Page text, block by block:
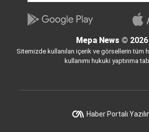
Mepa News © 2026
Sitemizde kullanılan içerik ve görsellerin tüm
kullanımı hukuki yaptırıma
Haber Portalı